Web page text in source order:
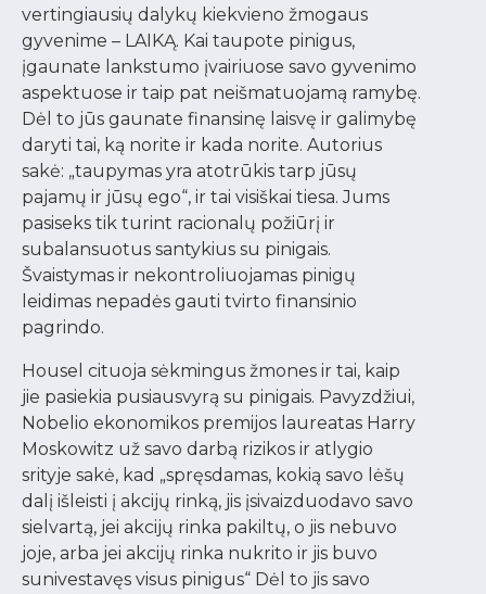
vertingiausių dalykų kiekvieno žmogaus
gyvenime – LAIKĄ. Kai taupote pinigus,
įgaunate lankstumo įvairiuose savo gyvenimo
aspektuose ir taip pat neišmatuojamą ramybę.
Dėl to jūs gaunate finansinę laisvę ir galimybę
daryti tai, ką norite ir kada norite. Autorius
sakė: „taupymas yra atotrūkis tarp jūsų
pajamų ir jūsų ego“, ir tai visiškai tiesa. Jums
pasiseks tik turint racionalų požiūrį ir
subalansuotus santykius su pinigais.
Švaistymas ir nekontroliuojamas pinigų
leidimas nepadės gauti tvirto finansinio
pagrindo.
Housel cituoja sėkmingus žmones ir tai, kaip
jie pasiekia pusiausvyrą su pinigais. Pavyzdžiui,
Nobelio ekonomikos premijos laureatas Harry
Moskowitz už savo darbą rizikos ir atlygio
srityje sakė, kad „spręsdamas, kokią savo lėšų
dalį išleisti į akcijų rinką, jis įsivaizduodavo savo
sielvartą, jei akcijų rinka pakiltų, o jis nebuvo
joje, arba jei akcijų rinka nukrito ir jis buvo
sunivestavęs visus pinigus“ Dėl to jis savo